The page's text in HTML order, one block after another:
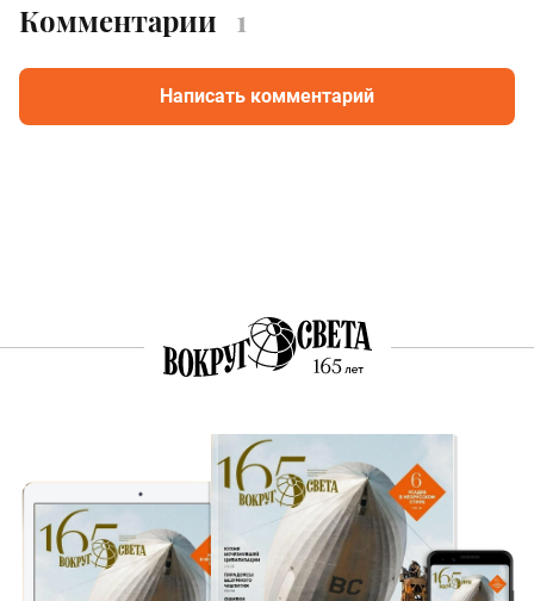
Комментарии 1
Написать комментарий